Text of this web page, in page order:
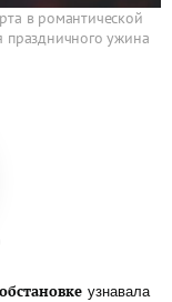
в романтической
праздничного ужина
узнавала